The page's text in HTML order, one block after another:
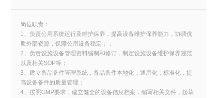
岗位职责：
1、负责公用系统运行及维护保养，提高设备维护保养能力，协调优
质外部资源，保障公用设备稳定；；
2、负责设施设备管理资料编制和修订，制定设施设备维护保养规范
以及相关SOP等；
3、建立备品备件管理系统，备品备件本地化，通用化，标准化，提
高设备备件的质量管理；
4、按照GMP要求，建立健全的设备信息档案，编写相关文件，起草